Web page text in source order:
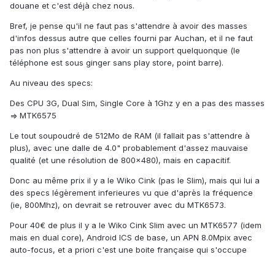
douane et c'est déjà chez nous.
Bref, je pense qu'il ne faut pas s'attendre à avoir des masses
d'infos dessus autre que celles fourni par Auchan, et il ne faut
pas non plus s'attendre à avoir un support quelquonque (le
téléphone est sous ginger sans play store, point barre).
Au niveau des specs:
Des CPU 3G, Dual Sim, Single Core à 1Ghz y en a pas des masses
=> MTK6575
Le tout soupoudré de 512Mo de RAM (il fallait pas s'attendre à
plus), avec une dalle de 4.0" probablement d'assez mauvaise
qualité (et une résolution de 800x480), mais en capacitif.
Donc au même prix il y a le Wiko Cink (pas le Slim), mais qui lui a
des specs légèrement inferieures vu que d'après la fréquence
(ie, 800Mhz), on devrait se retrouver avec du MTK6573.
Pour 40€ de plus il y a le Wiko Cink Slim avec un MTK6577 (idem
mais en dual core), Android ICS de base, un APN 8.0Mpix avec
auto-focus, et a priori c'est une boite française qui s'occupe